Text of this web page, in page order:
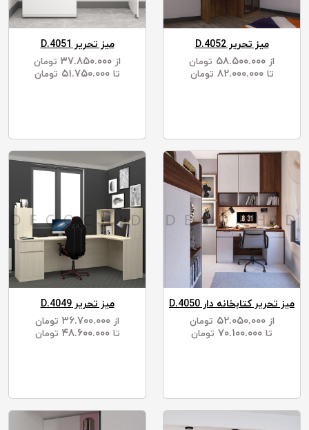
میز تحریر D.4052
از
تومان
تا ۸۲.۰۰۰.۰۰۰ تومان
میز تحریر D.4051
از
تومان
تا
تومان
میز تحریر کتابخانه دار D.4050
از ۵۲.۰۵۰.۰۰۰
تومان
تا
تومان
میز تحریر D.4049
از
تومان
تا ۴۸.۶۰۰.۰۰۰ تومان